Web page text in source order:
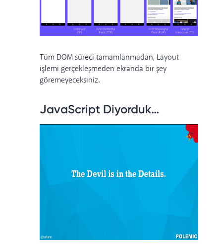
Tüm DOM süreci tamamlanmadan, Layout
işlemi gerçekleşmeden ekranda bir şey
göremeyeceksiniz.
JavaScript Diyorduk…